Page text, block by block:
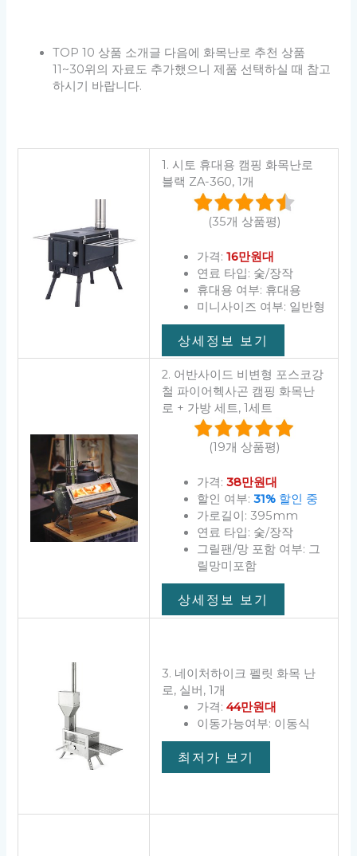
TOP 10 상품 소개글 다음에 화목난로 추천 상품
11~30위의 자료도 추가했으니 제품 선택하실 때 참고
하시기 바랍니다.
1. 시토 휴대용 캠핑 화목난로
블랙 ZA-360, 1개
(35개 상품평)
가격: 16만원대
연료 타입: 숯/장작
휴대용 여부: 휴대용
미니사이즈 여부: 일반형
상세정보 보기
2. 어반사이드 비변형 포스코강
철 파이어헥사곤 캠핑 화목난
로 + 가방 세트, 1세트
(19개 상품평)
가격: 38만원대
할인 여부: 31%할인 중
가로길이: 395mm
연료 타입: 숯/장작
그릴팬/망 포함 여부: 그
릴망미포함
상세정보 보기
3. 네이처하이크 펠릿 화목 난
로, 실버, 1개
가격: 44만원대
이동가능여부: 이동식
최저가 보기